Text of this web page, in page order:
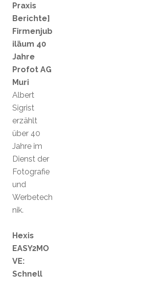
Praxis
Berichte]
Firmenjub
iläum 40
Jahre
Profot AG
Muri
Albert
Sigrist
erzählt
über 40
Jahre im
Dienst der
Fotografie
und
Werbetech
nik.
Hexis
EASY2MO
VE:
Schnell